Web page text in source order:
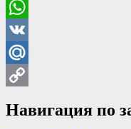
Telegram
WhatsApp
VK
Mail.Ru
Навигация по